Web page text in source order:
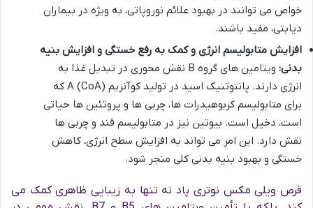
خواص می توانند در بهبود علائم نوروپاتی، به ویژه در بیماران
دیابتی، مفید باشند.
افزایش متابولیسم انرژی و کمک به رفع خستگی و افزایش بنیه
بدنی:
ویتامین های گروه B نقش محوری در تبدیل غذا به
انرژی دارند. پانتوتنیک اسید در تولید کوآنزیم A (CoA) که
برای متابولیسم کربوهیدرات ها، چربی ها و پروتئین ها حیاتی
است، دخیل است. بیوتین نیز در متابولیسم قند و چربی ها
نقش دارد. این امر می تواند به افزایش سطح انرژی، کاهش
خستگی و بهبود بنیه بدنی کلی منجر شود.
قرص ویلی مکس نوتری پاد نه تنها به زیبایی ظاهری کمک می